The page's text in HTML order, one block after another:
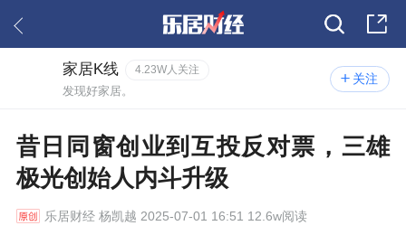
关注
家居K线 4.23W人关注
发现好家居。
昔日同窗创业到互投反对票，三雄
极光创始人内斗升级
乐居财经杨凯越 2025-07-01 16:51 12.6w阅读